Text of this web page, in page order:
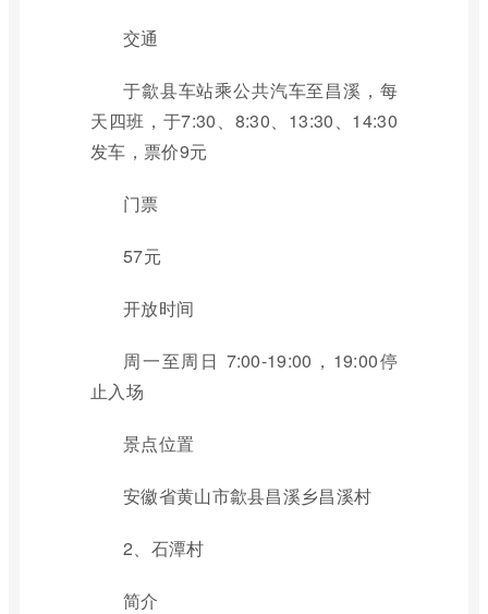
交通
于歙县车站乘公共汽车至昌溪，每
天四班，于7:30、8:30、13:30、14:30
发车，票价9元
门票
57元
开放时间
周一至周日 7:00-19:00，19:00停
止入场
景点位置
安徽省黄山市歙县昌溪乡昌溪村
2、石潭村
简介